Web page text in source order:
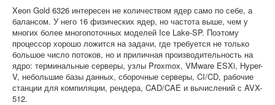
Xeon Gold 6326 интересен не количеством ядер само по себе, а
балансом. У него 16 физических ядер, но частота выше, чем у
многих более многопоточных моделей Ice Lake-SP. Поэтому
процессор хорошо ложится на задачи, где требуется не только
большое число потоков, но и приличная производительность на
ядро: терминальные серверы, узлы Proxmox, VMware ESXi, Hyper-
V, небольшие базы данных, сборочные серверы, CI/CD, рабочие
станции для компиляции, рендера, CAD/CAE и вычислений с AVX-
512.